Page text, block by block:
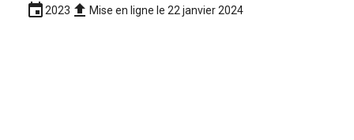
event2023 upload Mise en ligne le 22 janvier 2024